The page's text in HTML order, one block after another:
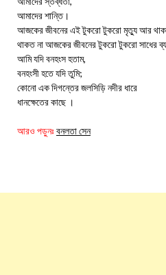
আমাদের শান্তি।
আজকের জীবনের এই টুকরো টুকরো মৃত্যু আর
থাকত না আজকের জীবনের টুকরো টুকরো সাধের
আমি যদি বনহংস হতাম,
বনহংসী হতে যদি তুমি;
কোনো এক দিগন্তের জলসিড়ি নদীর ধারে
ধানক্ষেতের কাছে ।
আরও পড়ুনঃবনলতা সেন